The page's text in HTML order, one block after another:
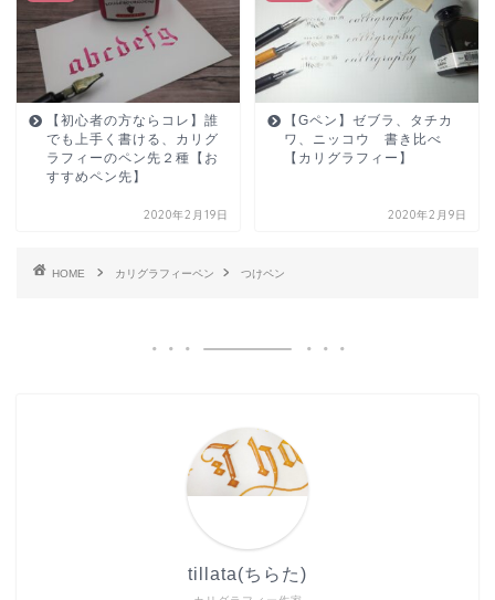
【初心者の方ならコレ】誰
でも上手く書ける、カリグ
ラフィーのペン先２種【お
すすめペン先】
2020年2月19日
【Gペン】ゼブラ、タチカ
ワ、ニッコウ 書き比べ
【カリグラフィー】
2020年2月9日
HOME カリグラフィーペン つけペン
tillata(ちらた)